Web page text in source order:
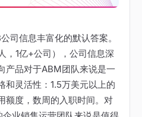
司信息丰富化的默认答案。
，1亿+公司），公司信息深
产品对于ABM团队来说是一
和灵活性：1.5万美元以上的
额度，数周的入职时间。对